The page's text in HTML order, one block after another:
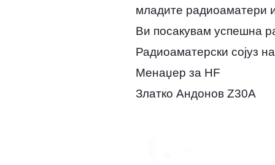
младите радиоаматери
Ви посакувам успешна
Радиоаматерски сојуз
Менаџер за HF
Златко Андонов Z30A